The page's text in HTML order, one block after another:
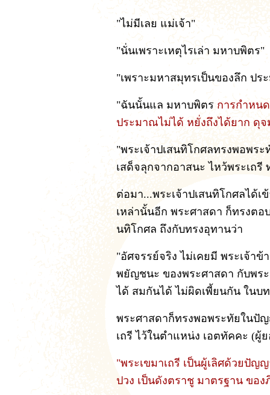
"ไม่มีเลย แม่เจ้า"
"นั่นเพราะเหตุไรเล่า มหาบพิตร"
"เพราะมหาสมุทรเป็นของลึก ป
"ฉันนั้นแล มหาบพิตร การกำหน
ประมาณไม่ได้ หยั่งถึงได้ยาก ดุ
"พระเจ้าปเสนทิโกศลทรงพอพ
เสด็จลุกจากอาสนะ ไหว้พระเถ
ต่อมา...พระเจ้าปเสนทิโกศลได้
เหล่านั้นอีก พระศาสดา ก็ทรงตอ
นทิโกศล ถึงกับทรงอุทานว่า
"อัศจรรย์จริง ไม่เคยมี พระเจ้า
พยัญชนะ ของพระศาสดา กับพร
ได้ สมกันได้ ไม่ผิดเพี้ยนกัน ในบ
พระศาสดาก็ทรงพอพระทัยในปั
เถรี ไว้ในตำแหน่ง เอตทัคคะ (ผู้
"พระเขมาเถรี เป็นผู้เลิศด้วยปัญ
ปวง เป็นดังตราชู มาตรฐาน ขอ